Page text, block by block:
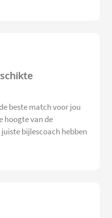
beste match voor jou
hoogte van de
bijlescoach hebben